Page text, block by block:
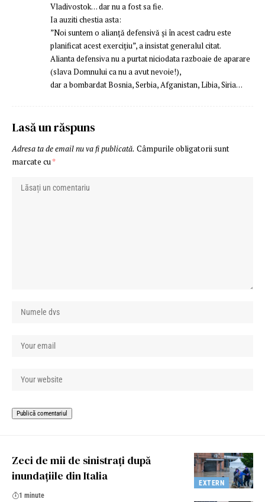
Vladivostok… dar nu a fost sa fie.
Ia auziti chestia asta:
”Noi suntem o alianță defensivă și în acest cadru este
planificat acest exercițiu”, a insistat generalul citat.
Alianta defensiva nu a purtat niciodata razboaie de aparare
(slava Domnului ca nu a avut nevoie!),
dar a bombardat Bosnia, Serbia, Afganistan, Libia, Siria…
Lasă un răspuns
Adresa ta de email nu va fi publicată. Câmpurile obligatorii sunt
marcate cu*
EXTERN
Zeci de mii de sinistrați după
inundațiile din Italia
1 minute